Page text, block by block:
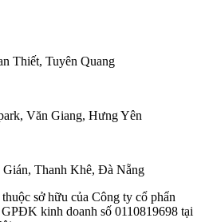
Thiết, Tuyên Quang
Văn Giang, Hưng Yên
Thanh Khê, Đà Nẵng
sở hữu của Công ty cổ phẩn
kinh doanh số 0110819698 tại